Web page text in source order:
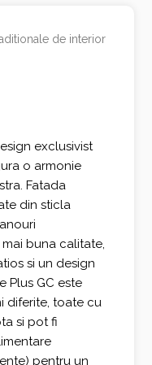
de interior
exclusivist
o armonie
Fatada
din sticla
buna calitate,
si un design
Plus GC este
diferite, toate cu
si pot fi
pentru un